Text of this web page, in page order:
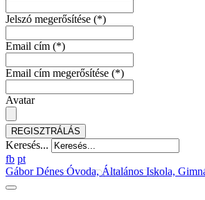
Jelszó megerősítése (*)
Email cím (*)
Email cím megerősítése (*)
Avatar
REGISZTRÁLÁS
Keresés...
fb pt
Gábor Dénes Óvoda, Általános Iskola,